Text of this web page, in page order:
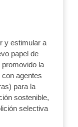
y estimular a
papel de
la
agentes
para la
sostenible,
selectiva